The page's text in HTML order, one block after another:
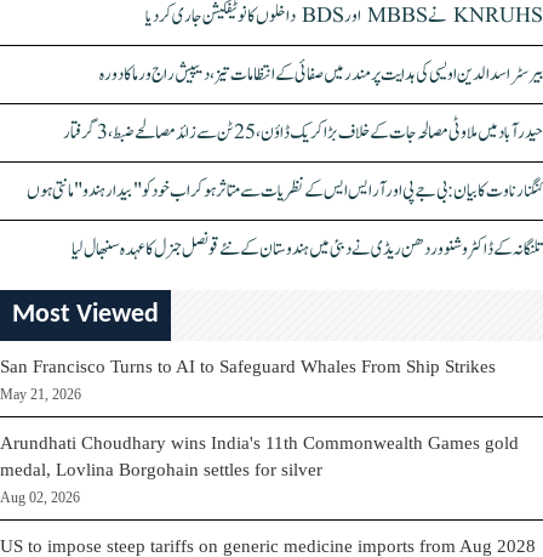
KNRUHS نے MBBS اور BDS داخلوں کا نوٹیفکیشن جاری کر دیا
بیرسٹر اسدالدین اویسی کی ہدایت پر مندر میں صفائی کے انتظامات تیز، دیپیش راج ورما کا دورہ
حیدرآباد میں ملاوٹی مصالحہ جات کے خلاف بڑا کریک ڈاؤن، 25 ٹن سے زائد مصالحے ضبط، 3 گرفتار
کنگنا رناوت کا بیان: بی جے پی اور آر ایس ایس کے نظریات سے متاثر ہو کر اب خود کو "بیدار ہندو" مانتی ہوں
تلنگانہ کے ڈاکٹر وشنو وردھن ریڈی نے دبئی میں ہندوستان کے نئے قونصل جنرل کا عہدہ سنبھال لیا
Most Viewed
San Francisco Turns to AI to Safeguard Whales From Ship Strikes
May 21, 2026
Arundhati Choudhary wins India's 11th Commonwealth Games gold
medal, Lovlina Borgohain settles for silver
Aug 02, 2026
US to impose steep tariffs on generic medicine imports from Aug 2028